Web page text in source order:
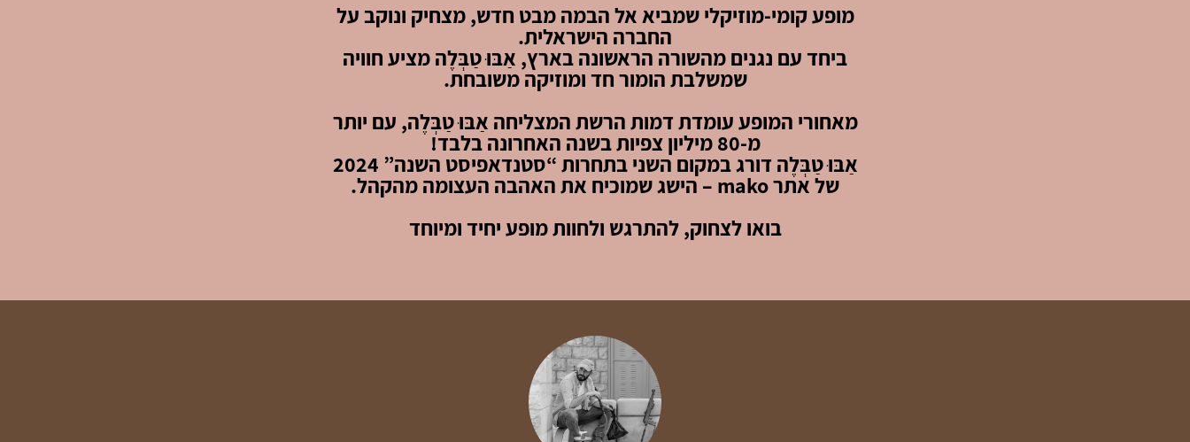
מופע קומי-מוזיקלי שמביא אל הבמה מבט חדש, מצחיק ונוקב על
החברה הישראלית.
ביחד עם נגנים מהשורה הראשונה בארץ, אַבּוּ טַבְּלֶה מציע חוויה
שמשלבת הומור חד ומוזיקה משובחת.
מאחורי המופע עומדת דמות הרשת המצליחה אַבּוּ טַבְּלֶה, עם יותר
מ-80 מיליון צפיות בשנה האחרונה בלבד!
אַבּוּ טַבְּלֶה דורג במקום השני בתחרות “סטנדאפיסט השנה” 2024
של אתר mako – הישג שמוכיח את האהבה העצומה מהקהל.
בואו לצחוק, להתרגש ולחוות מופע יחיד ומיוחד